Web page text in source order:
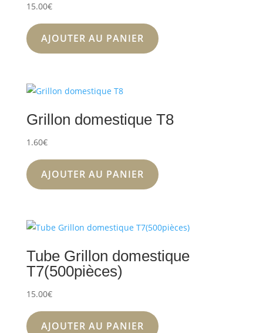
15.00€
AJOUTER AU PANIER
Grillon domestique T8
1.60€
AJOUTER AU PANIER
Tube Grillon domestique
T7(500pièces)
15.00€
AJOUTER AU PANIER